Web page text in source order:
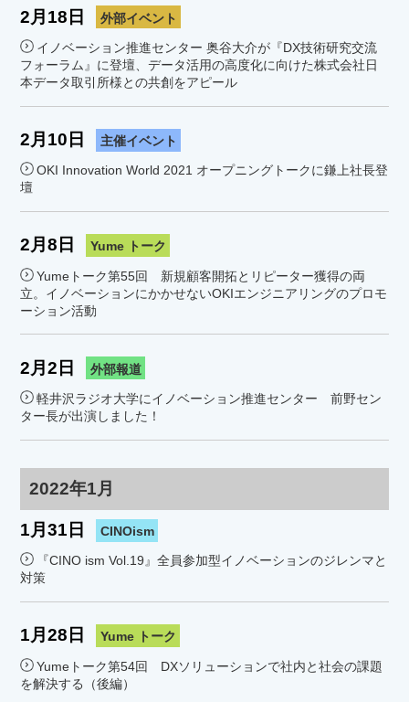
2月18日 外部イベント
イノベーション推進センター 奥谷大介が『DX技術研究交流
フォーラム』に登壇、データ活用の高度化に向けた株式会社日
本データ取引所様との共創をアピール
2月10日 主催イベント
OKI Innovation World 2021 オープニングトークに鎌上社長登
壇
2月8日 Yume トーク
Yumeトーク第55回 新規顧客開拓とリピーター獲得の両
立。イノベーションにかかせないOKIエンジニアリングのプロモ
ーション活動
2月2日 外部報道
軽井沢ラジオ大学にイノベーション推進センター 前野セン
ター長が出演しました！
2022年1月
1月31日 CINOism
『CINO ism Vol.19』全員参加型イノベーションのジレンマと
対策
1月28日 Yume トーク
Yumeトーク第54回 DXソリューションで社内と社会の課題
を解決する（後編）